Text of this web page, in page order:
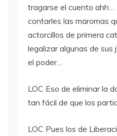
tragarse el cuento ahh…
contarles las maromas
actorcillos de primera
legalizar algunas de sus
el poder…
LOC Eso de eliminar la
tan fácil de que los
LOC Pues los de